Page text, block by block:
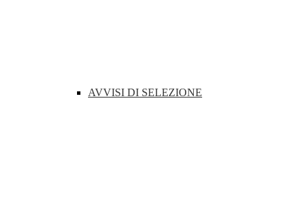
AVVISI DI SELEZIONE